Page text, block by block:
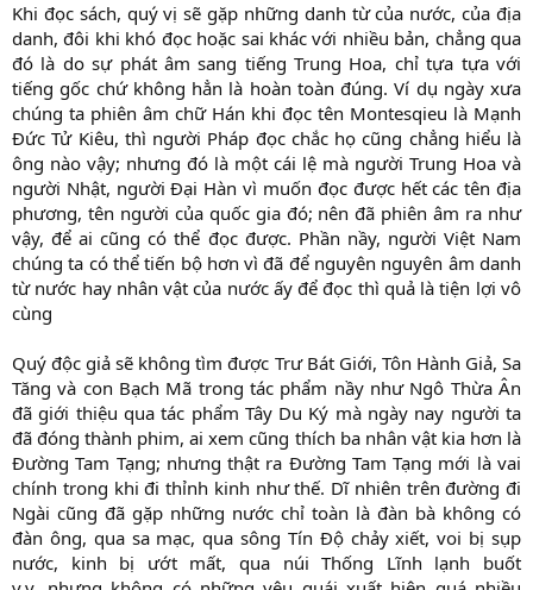
Khi đọc sách, quý vị sẽ gặp những danh từ của nước, của địa
danh, đôi khi khó đọc hoặc sai khác với nhiều bản, chẳng qua
đó là do sự phát âm sang tiếng Trung Hoa, chỉ tựa tựa với
tiếng gốc chứ không hẳn là hoàn toàn đúng. Ví dụ ngày xưa
chúng ta phiên âm chữ Hán khi đọc tên Montesqieu là Mạnh
Đức Tử Kiêu, thì người Pháp đọc chắc họ cũng chẳng hiểu là
ông nào vậy; nhưng đó là một cái lệ mà người Trung Hoa và
người Nhật, người Đại Hàn vì muốn đọc được hết các tên địa
phương, tên người của quốc gia đó; nên đã phiên âm ra như
vậy, để ai cũng có thể đọc được. Phần nầy, người Việt Nam
chúng ta có thể tiến bộ hơn vì đã để nguyên nguyên âm danh
từ nước hay nhân vật của nước ấy để đọc thì quả là tiện lợi vô
cùng
Quý độc giả sẽ không tìm được Trư Bát Giới, Tôn Hành Giả, Sa
Tăng và con Bạch Mã trong tác phẩm nầy như Ngô Thừa Ân
đã giới thiệu qua tác phẩm Tây Du Ký mà ngày nay người ta
đã đóng thành phim, ai xem cũng thích ba nhân vật kia hơn là
Đường Tam Tạng; nhưng thật ra Đường Tam Tạng mới là vai
chính trong khi đi thỉnh kinh như thế. Dĩ nhiên trên đường đi
Ngài cũng đã gặp những nước chỉ toàn là đàn bà không có
đàn ông, qua sa mạc, qua sông Tín Độ chảy xiết, voi bị sụp
nước, kinh bị ướt mất, qua núi Thống Lĩnh lạnh buốt